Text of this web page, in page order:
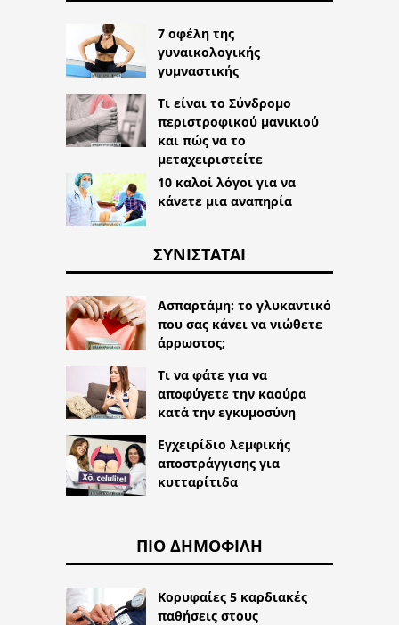
7 οφέλη της
γυναικολογικής
γυμναστικής
Τι είναι το Σύνδρομο
περιστροφικού μανικιού
και πώς να το
μεταχειριστείτε
10 καλοί λόγοι για να
κάνετε μια αναπηρία
ΣΥΝΙΣΤΆΤΑΙ
Ασπαρτάμη: το γλυκαντικό
που σας κάνει να νιώθετε
άρρωστος;
Τι να φάτε για να
αποφύγετε την καούρα
κατά την εγκυμοσύνη
Εγχειρίδιο λεμφικής
αποστράγγισης για
κυτταρίτιδα
ΠΙΟ ΔΗΜΟΦΙΛΉ
Κορυφαίες 5 καρδιακές
παθήσεις στους